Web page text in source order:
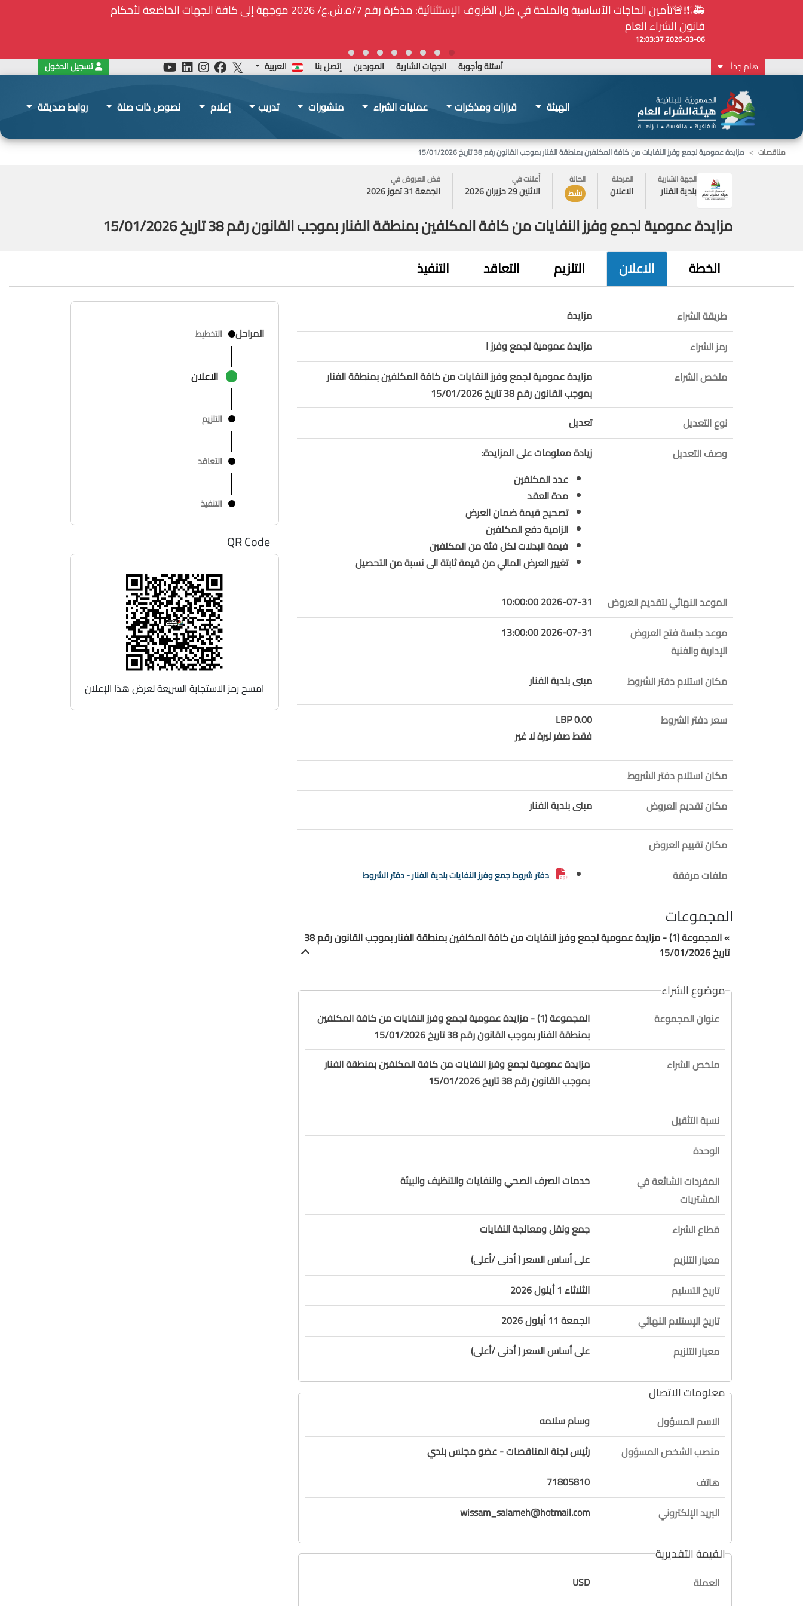
⚠️... ويكون النشر إلزامياً على المنصة الإلكترونيّة المركزيّة لدى هيئة الشراء العام... الخ. (المادة 109 : الشفافية)
2026-02-24 13:48:11
هام جداً أسئلة وأجوبة الجهات الشارية الموردين إتصل بنا العربية تسجيل الدخول
الهيئة قرارات ومذكرات عمليات الشراء منشورات تدريب إعلام نصوص ذات صلة روابط صديقة
مناقصات
مزايدة عمومية لجمع وفرز النفايات من كافة المكلفين بمنطقة الفنار بموجب القانون رقم 38 تاريخ 15/01/2026
الجهة الشارية
بلدية الفنار
المرحلة
الاعلان
الحالة
نشط
أُعلنت في
الاثنين 29 حزيران 2026
فض العروض في
الجمعة 31 تموز 2026
مزايدة عمومية لجمع وفرز النفايات من كافة المكلفين بمنطقة الفنار بموجب القانون رقم 38 تاريخ 15/01/2026
الخطة الاعلان التلزيم التعاقد التنفيذ
طريقة الشراء
مزايدة
رمز الشراء
مزايدة عمومية لجمع وفرز ا
ملخص الشراء
مزايدة عمومية لجمع وفرز النفايات من كافة المكلفين بمنطقة الفنار
بموجب القانون رقم 38 تاريخ 15/01/2026
نوع التعديل
تعديل
وصف التعديل
زيادة معلومات على المزايدة:
عدد المكلفين
مدة العقد
تصحيح قيمة ضمان العرض
الزامية دفع المكلفين
فيمة البدلات لكل فئة من المكلفين
تغيير العرض المالي من قيمة ثابتة الى نسبة من التحصيل
الموعد النهائي لتقديم العروض
2026-07-31 10:00:00
موعد جلسة فتح العروض
الإدارية والفنية
2026-07-31 13:00:00
مكان استلام دفتر الشروط مبنى بلدية الفنار
سعر دفتر الشروط
0.00 LBP
فقط صفر ليرة لا غير
مكان استلام دفتر الشروط
مكان تقديم العروض
مبنى بلدية الفنار
مكان تقييم العروض
ملفات مرفقة
دفتر شروط جمع وفرز النفايات بلدية الفنار - دفتر الشروط
المجموعات
» المجموعة (1) - مزايدة عمومية لجمع وفرز النفايات من كافة المكلفين بمنطقة الفنار بموجب القانون رقم 38
تاريخ 15/01/2026
موضوع الشراء
عنوان المجموعة
المجموعة (1) - مزايدة عمومية لجمع وفرز النفايات من كافة المكلفين
بمنطقة الفنار بموجب القانون رقم 38 تاريخ 15/01/2026
ملخص الشراء
مزايدة عمومية لجمع وفرز النفايات من كافة المكلفين بمنطقة الفنار
بموجب القانون رقم 38 تاريخ 15/01/2026
نسبة التثقيل
الوحدة
المفردات الشائعة في
المشتريات
خدمات الصرف الصحي والنفايات والتنظيف والبيئة
قطاع الشراء
جمع ونقل ومعالجة النفايات
معيار التلزيم
على أساس السعر ( أدنى /أعلى)
تاريخ التسليم
الثلاثاء 1 أيلول 2026
تاريخ الإستلام النهائي
الجمعة 11 أيلول 2026
معيار التلزيم
على أساس السعر ( أدنى /أعلى)
معلومات الاتصال
الاسم المسؤول
وسام سلامه
منصب الشخص المسؤول
رئيس لجنة المناقصات - عضو مجلس بلدي
هاتف
71805810
البريد الإلكتروني
wissam_salameh@hotmail.com
القيمة التقديرية
العملة
USD
المراحل التخطيط
الاعلان
التلزيم
التعاقد
التنفيذ
QR Code
امسح رمز الاستجابة السريعة لعرض هذا الإعلان